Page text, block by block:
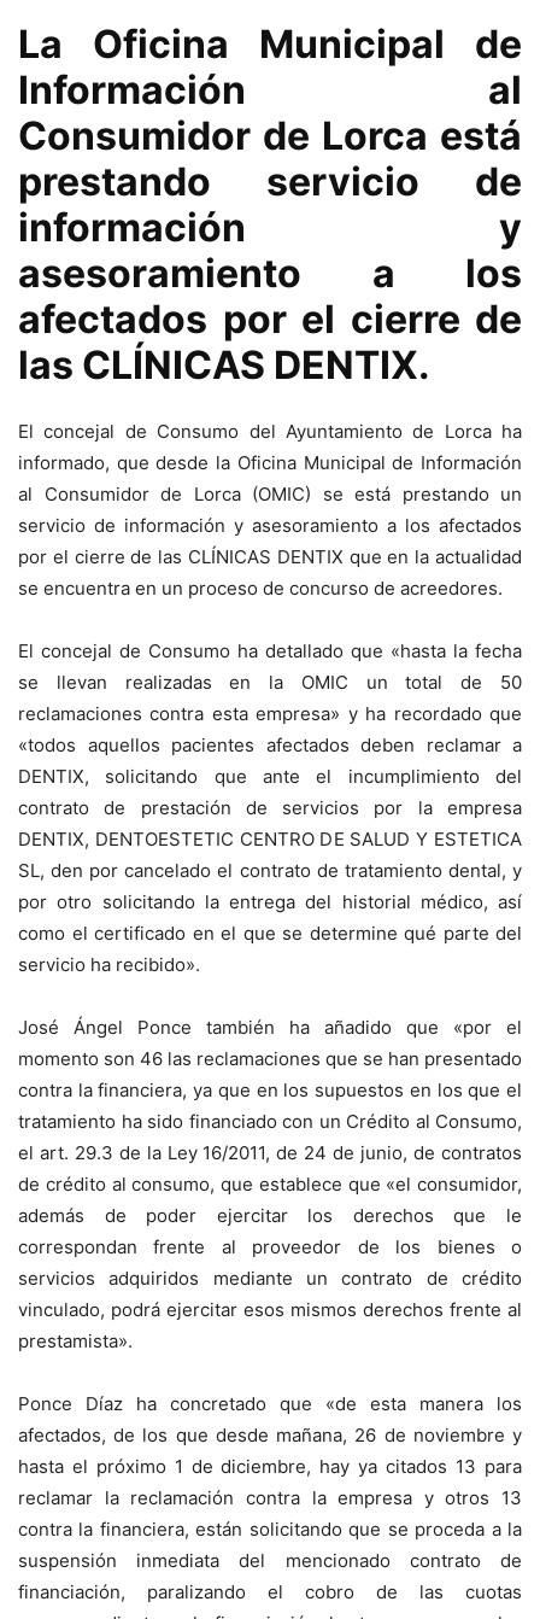
La Oficina Municipal de
Información al
Consumidor de Lorca está
prestando servicio de
información y
asesoramiento a los
afectados por el cierre de
las CLÍNICAS DENTIX.
El concejal de Consumo del Ayuntamiento de Lorca ha
informado, que desde la Oficina Municipal de Información
al Consumidor de Lorca (OMIC) se está prestando un
servicio de información y asesoramiento a los afectados
por el cierre de las CLÍNICAS DENTIX que en la actualidad
se encuentra en un proceso de concurso de acreedores.
El concejal de Consumo ha detallado que «hasta la fecha
se llevan realizadas en la OMIC un total de 50
reclamaciones contra esta empresa» y ha recordado que
«todos aquellos pacientes afectados deben reclamar a
DENTIX, solicitando que ante el incumplimiento del
contrato de prestación de servicios por la empresa
DENTIX, DENTOESTETIC CENTRO DE SALUD Y ESTETICA
SL, den por cancelado el contrato de tratamiento dental, y
por otro solicitando la entrega del historial médico, así
como el certificado en el que se determine qué parte del
servicio ha recibido».
José Ángel Ponce también ha añadido que «por el
momento son 46 las reclamaciones que se han presentado
contra la financiera, ya que en los supuestos en los que el
tratamiento ha sido financiado con un Crédito al Consumo,
el art. 29.3 de la Ley 16/2011, de 24 de junio, de contratos
de crédito al consumo, que establece que «el consumidor,
además de poder ejercitar los derechos que le
correspondan frente al proveedor de los bienes o
servicios adquiridos mediante un contrato de crédito
vinculado, podrá ejercitar esos mismos derechos frente al
prestamista».
Ponce Díaz ha concretado que «de esta manera los
afectados, de los que desde mañana, 26 de noviembre y
hasta el próximo 1 de diciembre, hay ya citados 13 para
reclamar la reclamación contra la empresa y otros 13
contra la financiera, están solicitando que se proceda a la
suspensión inmediata del mencionado contrato de
financiación, paralizando el cobro de las cuotas